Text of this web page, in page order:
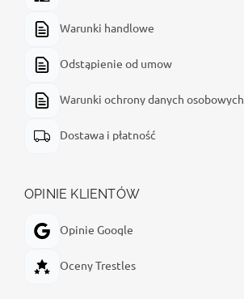
Warunki handlowe
Odstąpienie od umow
Warunki ochrony danych osobowych
Dostawa i płatność
OPINIE KLIENTÓW
Opinie Google
Oceny Trestles